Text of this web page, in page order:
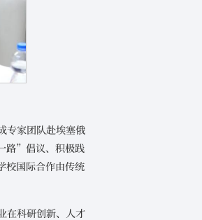
专家团队赴埃塞俄
路”倡议、积极践
校国际合作由传统
在科研创新、人才